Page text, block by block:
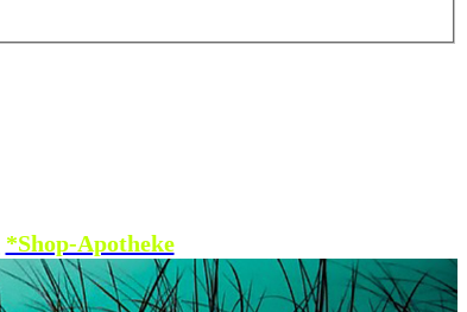
*Shop-Apotheke